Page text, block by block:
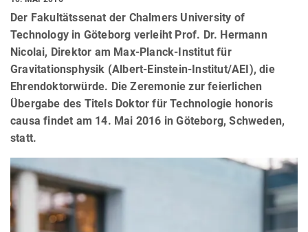
Der Fakultätssenat der Chalmers University of
Technology in Göteborg verleiht Prof. Dr. Hermann
Nicolai, Direktor am Max-Planck-Institut für
Gravitationsphysik (Albert-Einstein-Institut/AEI), die
Ehrendoktorwürde. Die Zeremonie zur feierlichen
Übergabe des Titels Doktor für Technologie honoris
causa findet am 14. Mai 2016 in Göteborg, Schweden,
statt.